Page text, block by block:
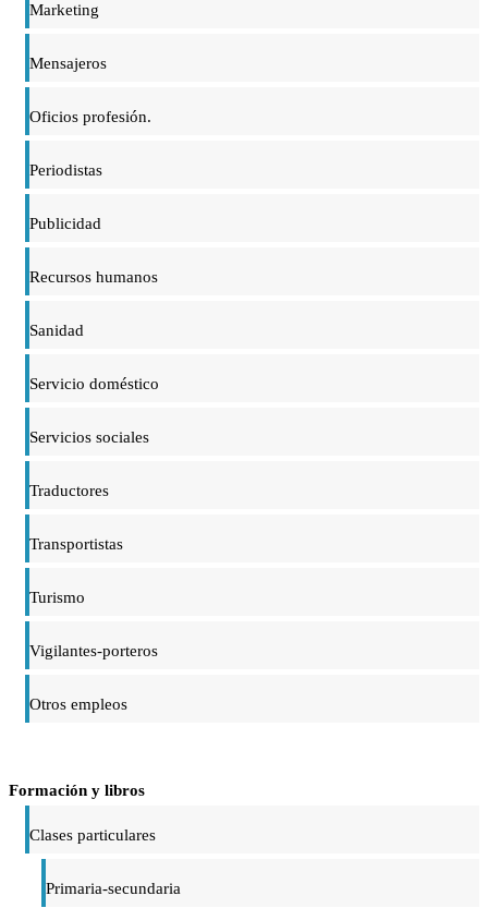
Marketing
Mensajeros
Oficios profesión.
Periodistas
Publicidad
Recursos humanos
Sanidad
Servicio doméstico
Servicios sociales
Traductores
Transportistas
Turismo
Vigilantes-porteros
Otros empleos
Formación y libros
Clases particulares
Primaria-secundaria